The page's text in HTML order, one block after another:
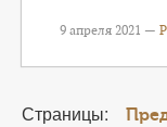
9 апреля 2021 —
Страницы: